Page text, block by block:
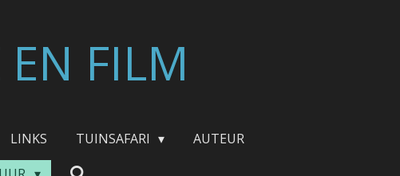
FILM
LINKS TUINSAFARI
AUTEUR